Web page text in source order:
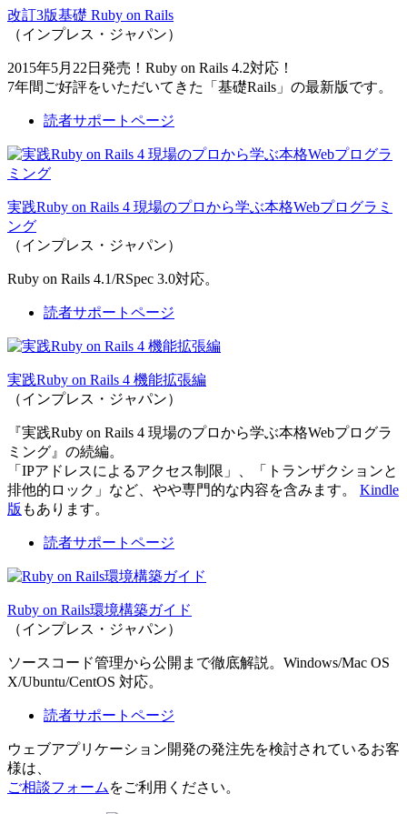
改訂3版基礎 Ruby on Rails
（インプレス・ジャパン）
2015年5月22日発売！Ruby on Rails 4.2対応！
7年間ご好評をいただいてきた「基礎Rails」の最新版です。
読者サポートページ
実践Ruby on Rails 4 現場のプロから学ぶ本格Webプログラミ
ング
（インプレス・ジャパン）
Ruby on Rails 4.1/RSpec 3.0対応。
読者サポートページ
実践Ruby on Rails 4 機能拡張編
（インプレス・ジャパン）
『実践Ruby on Rails 4 現場のプロから学ぶ本格Webプログラ
ミング』の続編。
「IPアドレスによるアクセス制限」、「トランザクションと
排他的ロック」など、やや専門的な内容を含みます。 Kindle
版 もあります。
読者サポートページ
Ruby on Rails環境構築ガイド
（インプレス・ジャパン）
ソースコード管理から公開まで徹底解説。Windows/Mac OS
X/Ubuntu/CentOS 対応。
読者サポートページ
ウェブアプリケーション開発の発注先を検討されているお客
様は、
ご相談フォーム をご利用ください。